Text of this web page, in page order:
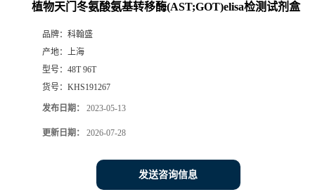
植物天门冬氨酸氨基转移酶(AST;GOT)elisa检测试剂盒
品牌： 科翰盛
产地： 上海
型号： 48T 96T
货号： KHS191267
发布日期： 2023-05-13
更新日期： 2026-07-28
发送咨询信息